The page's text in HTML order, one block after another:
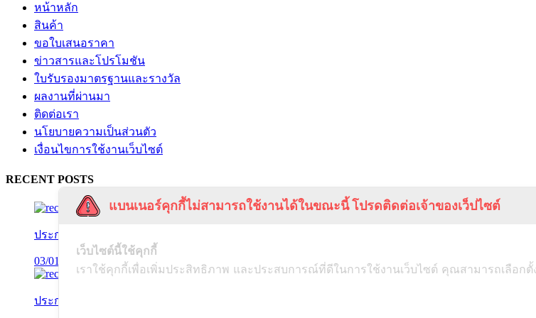
หน้าหลัก
สินค้า
ขอใบเสนอราคา
ข่าวสารและโปรโมชัน
ใบรับรองมาตรฐานและรางวัล
ผลงานที่ผ่านมา
ติดต่อเรา
นโยบายความเป็นส่วนตัว
เงื่อนไขการใช้งานเว็บไซต์
RECENT POSTS
ประกาศแจ้งการชำระเงิน
03/01/2025
ประกาศแจ้งการพ้นสภาพพนักงาน
แบนเนอร์คุกกี้ไม่สามารถใช้งานได้ในขณะนี้ โปรดติดต่อเจ้าของเว็ปไซต์
เว็บไซต์นี้ใช้คุกกี้
เราใช้คุกกี้เพื่อเพิ่มประสิทธิภาพ และประสบการณ์ที่ดีในการใช้งานเว็บไซต์ คุณสามารถเลือ